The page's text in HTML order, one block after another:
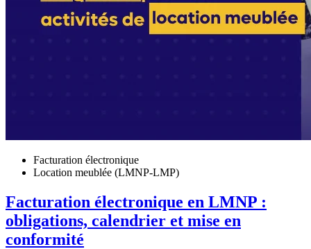
Facturation électronique
Location meublée (LMNP-LMP)
Facturation électronique en LMNP :
obligations, calendrier et mise en
conformité